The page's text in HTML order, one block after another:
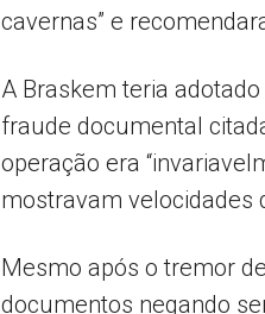
cavernas” e
A Braskem teria
fraude documental
operação era
mostravam velocidades
Mesmo após o tremor
documentos negando